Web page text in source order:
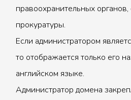
правоохранительных органов,
прокуратуры.
Если администратором
то отображается только его
английском языке.
Администратор домена